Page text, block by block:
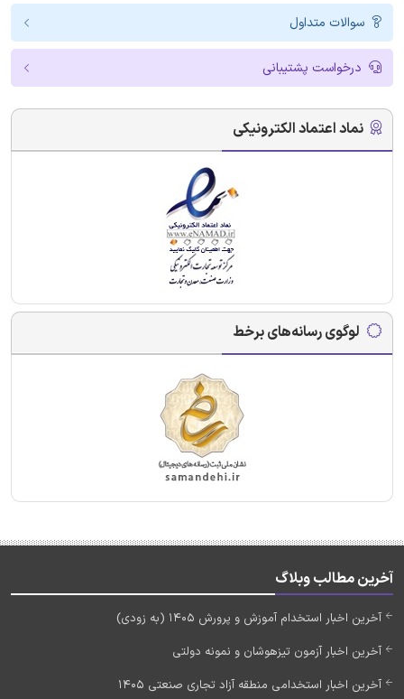
سوالات متداول
درخواست پشتیبانی
نماد اعتماد الکترونیکی
لوگوی رسانه‌های برخط
آخرین مطالب وبلاگ
آخرین اخبار استخدام آموزش و پرورش 1405 (به زودی)
آخرین اخبار آزمون تیزهوشان و نمونه دولتی
آخرین اخبار استخدامی منطقه آزاد تجاری صنعتی 1405